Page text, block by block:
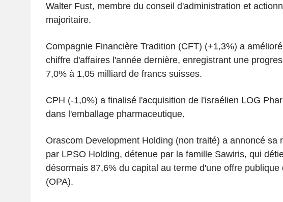
Walter Fust, membre du conseil d'administration et
majoritaire.
Compagnie Financière Tradition (CFT) (+1,3%) a
chiffre d'affaires l'année dernière, enregistrant une
7,0% à 1,05 milliard de francs suisses.
CPH (-1,0%) a finalisé l'acquisition de l'israélien LOG
dans l'emballage pharmaceutique.
Orascom Development Holding (non traité) a annoncé sa
par LPSO Holding, détenue par la famille Sawiris, qui
désormais 87,6% du capital au terme d'une offre publique
(OPA).